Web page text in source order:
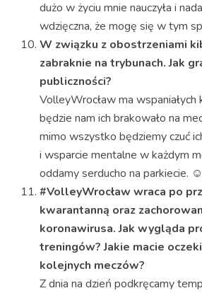
dużo w życiu mnie nauczyła i
wdzięczna, że mogę się w tym
W związku z obostrzeniami
zabraknie na trybunach. Jak
publiczności?
VolleyWrocław ma wspaniałych
będzie nam ich brakowało na
mimo wszystko będziemy czuć
i wsparcie mentalne w każdym
oddamy serducho na parkiecie.
#VolleyWrocław wraca po
kwarantanną oraz
koronawirusa. Jak wygląda
treningów? Jakie macie
kolejnych meczów?
Z dnia na dzień podkręcamy